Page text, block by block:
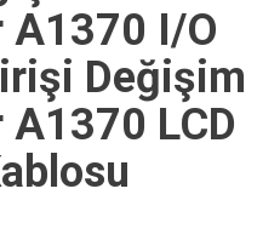
A1370 I/O
Değişim
LCD